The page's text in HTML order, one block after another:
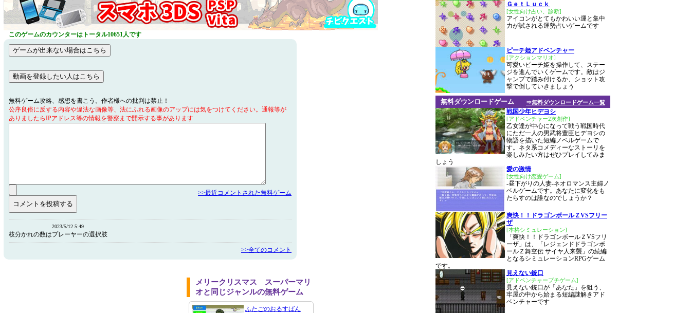
このゲームのカウンターはトータル10651人です
無料ゲーム攻略、感想を書こう。作者様への批判は禁止！
公序良俗に反する内容や違法な画像等、法にふれる画像のアップには気をつけてください。通報等が
ありましたらIPアドレス等の情報を警察まで開示する事があります
>>最近コメントされた無料ゲーム
2023/5/12 5:49
枝分かれの数はプレーヤーの選択肢
>>全てのコメント
メリークリスマス スーパーマリ
オと同じジャンルの無料ゲーム
ふたごのおるすばん
ＧｅｔＬｕｃｋ
[女性向け占い、診断]
アイコンがとてもかわいい運と集中
力が試される運勢占いゲームです
ピーチ姫アドベンチャー
[アクションマリオ]
可愛いピーチ姫を操作して、ステー
ジを進んでいくゲームです。敵はジ
ャンプで踏み付けるか、ショット攻
撃で倒していきましょう
⇒無料ダウンロードゲーム一覧
無料ダウンロードゲーム
戦国少年ヒデヨシ
[アドベンチャー2次創作]
乙女達が中心になって戦う戦国時代
にただ一人の男武将豊臣ヒデヨシの
物語を描いた短編ノベルゲームで
す。ネタ系コメディーなストーリを
楽しみたい方はぜひプレイしてみま
しょう
愛の激情
[女性向け恋愛ゲーム]
-昼下がりの人妻-ネオロマンス主婦ノ
ベルゲームです。あなたに変化をも
たらすのは誰なのでしょうか？
爽快！！ドラゴンボールＺVSフリー
ザ
[本格シミュレーション]
「爽快！！ドラゴンボールＺVSフリ
ーザ」は、「レジェンドドラゴンボ
ールＺ舞空伝 サイヤ人来襲」の続編
となるシミュレーションRPGゲーム
です。
見えない銃口
[アドベンチャープチゲーム]
見えない銃口が「あなた」を狙う、
牢屋の中から始まる短編謎解きアド
ベンチャーです